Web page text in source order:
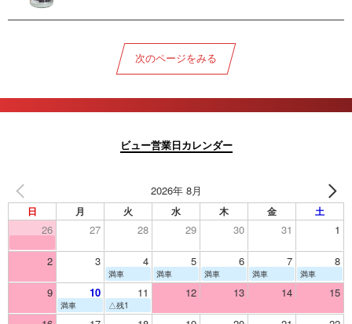
次のページをみる
ビュー営業日カレンダー
2026年 8月
日 月 火 水 木 金 土
26 27 28 29 30 31 1
2 3 4 5 6 7 8
満車 満車 満車 満車 満車
9 10 11 12 13 14 15
満車 △残1